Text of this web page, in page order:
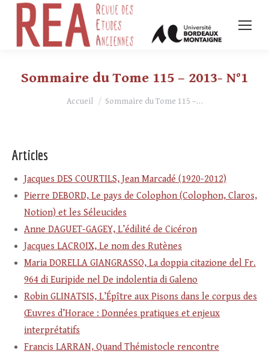
Sommaire du Tome 115 – 2013- N°1
Vous êtes ici :
Accueil Sommaire du Tome 115 –…
Articles
Jacques DES COURTILS, Jean Marcadé (1920-2012)
Pierre DEBORD, Le pays de Colophon (Colophon, Claros,
Notion) et les Séleucides
Anne DAGUET-GAGEY, L’édilité de Cicéron
Jacques LACROIX, Le nom des Rutènes
Maria DORELLA GIANGRASSO, La doppia citazione del Fr.
964 di Euripide nel De indolentia di Galeno
Robin GLINATSIS, L’Épître aux Pisons dans le corpus des
Œuvres d’Horace : Données pratiques et enjeux
interprétatifs
Francis LARRAN, Quand Thémistocle rencontre